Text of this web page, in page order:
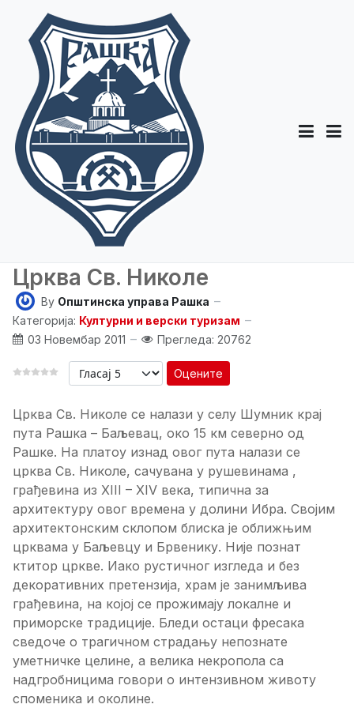
Црква Св. Николе
By Општинска управа Рашка
Категорија: Културни и верски туризам
03 Новембар 2011
Прегледа: 20762
Оцените
Црква Св. Николе се налази у селу Шумник крај
пута Рашка – Баљевац, око 15 км северно од
Рашке. На платоу изнад овог пута налази се
црква Св. Николе, сачувана у рушевинама ,
грађевина из XIII – XIV века, типична за
архитектуру овог времена у долини Ибра. Својим
архитектонским склопом блиска је оближњим
црквама у Баљевцу и Брвенику. Није познат
ктитор цркве. Иако рустичног изгледа и без
декоративних претензија, храм је занимљива
грађевина, на којој се прожимају локалне и
приморске традиције. Бледи остаци фресака
сведоче о трагичном страдању непознате
уметничке целине, а велика некропола са
надгробницима говори о интензивном животу
споменика и околине.